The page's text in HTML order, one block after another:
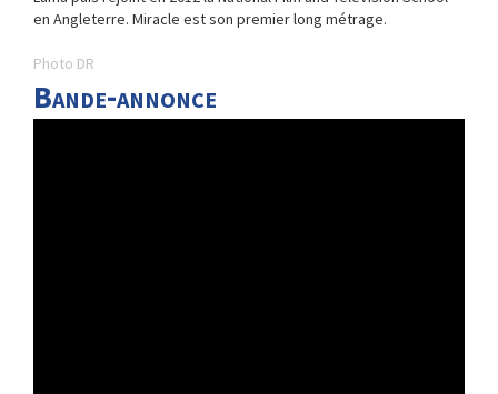
en Angleterre. Miracle est son premier long métrage.
Photo DR
Bande-annonce